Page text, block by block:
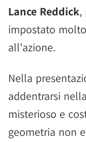
Lance Reddick,
impostato
all'azione.
Nella
addentrarsi
misterioso e
geometria non